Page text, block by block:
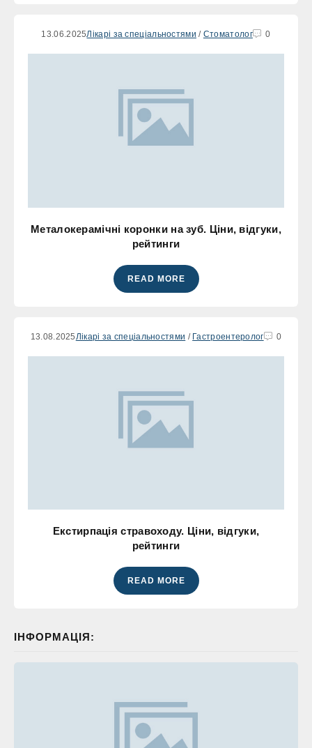
13.06.2025Лікарі за спеціальностями / Стоматолог 0
Металокерамічні коронки на зуб. Ціни, відгуки,
рейтинги
READ MORE
13.08.2025 Лікарі за спеціальностями / Гастроентеролог 0
Екстирпація стравоходу. Ціни, відгуки,
рейтинги
READ MORE
ІНФОРМАЦІЯ: